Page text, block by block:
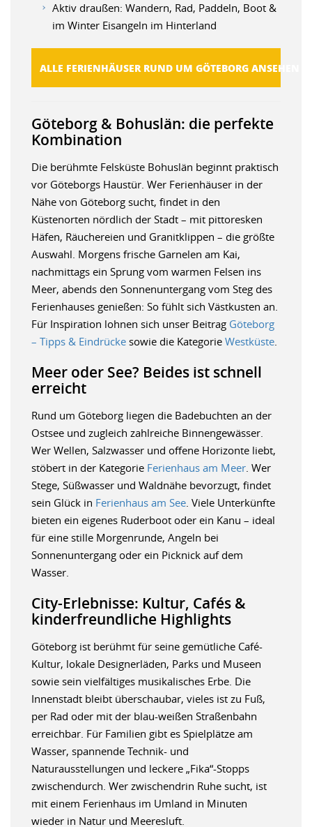
Aktiv draußen: Wandern, Rad, Paddeln, Boot &
im Winter Eisangeln im Hinterland
ALLE FERIENHÄUSER RUND UM GÖTEBORG ANSEHEN
Göteborg & Bohuslän: die perfekte
Kombination
Die berühmte Felsküste Bohuslän beginnt praktisch
vor Göteborgs Haustür. Wer Ferienhäuser in der
Nähe von Göteborg sucht, findet in den
Küstenorten nördlich der Stadt – mit pittoresken
Häfen, Räuchereien und Granitklippen – die größte
Auswahl. Morgens frische Garnelen am Kai,
nachmittags ein Sprung vom warmen Felsen ins
Meer, abends den Sonnenuntergang vom Steg des
Ferienhauses genießen: So fühlt sich Västkusten an.
Für Inspiration lohnen sich unser Beitrag Göteborg
– Tipps & Eindrücke sowie die Kategorie Westküste.
Meer oder See? Beides ist schnell
erreicht
Rund um Göteborg liegen die Badebuchten an der
Ostsee und zugleich zahlreiche Binnengewässer.
Wer Wellen, Salzwasser und offene Horizonte liebt,
stöbert in der Kategorie Ferienhaus am Meer. Wer
Stege, Süßwasser und Waldnähe bevorzugt, findet
sein Glück in Ferienhaus am See. Viele Unterkünfte
bieten ein eigenes Ruderboot oder ein Kanu – ideal
für eine stille Morgenrunde, Angeln bei
Sonnenuntergang oder ein Picknick auf dem
Wasser.
City-Erlebnisse: Kultur, Cafés &
kinderfreundliche Highlights
Göteborg ist berühmt für seine gemütliche Café-
Kultur, lokale Designerläden, Parks und Museen
sowie sein vielfältiges musikalisches Erbe. Die
Innenstadt bleibt überschaubar, vieles ist zu Fuß,
per Rad oder mit der blau-weißen Straßenbahn
erreichbar. Für Familien gibt es Spielplätze am
Wasser, spannende Technik- und
Naturausstellungen und leckere „Fika“-Stopps
zwischendurch. Wer zwischendrin Ruhe sucht, ist
mit einem Ferienhaus im Umland in Minuten
wieder in Natur und Meeresluft.